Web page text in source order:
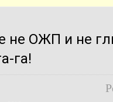
не ОЖП и не
га!